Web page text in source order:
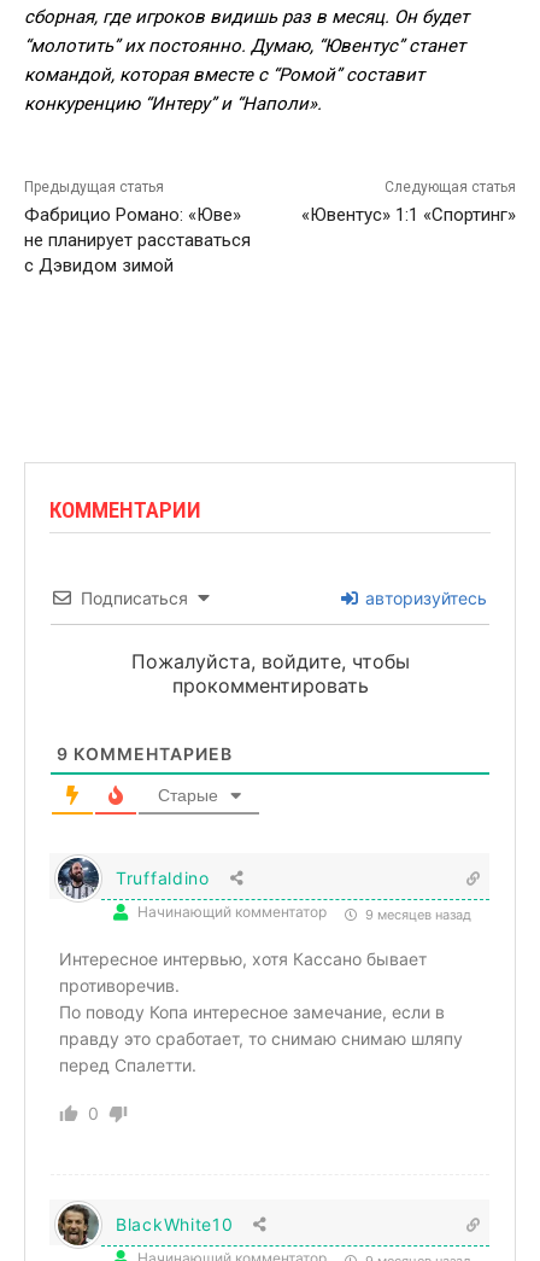
сборная, где игроков видишь раз в месяц. Он будет
“молотить” их постоянно. Думаю, “Ювентус” станет
командой, которая вместе с “Ромой” составит
конкуренцию “Интеру” и “Наполи».
Предыдущая статья
Фабрицио Романо: «Юве»
не планирует расставаться
с Дэвидом зимой
Следующая статья
«Ювентус» 1:1 «Спортинг»
КОММЕНТАРИИ
Подписаться авторизуйтесь
Пожалуйста, войдите, чтобы
прокомментировать
9 КОММЕНТАРИЕВ
Старые
Truffaldino
Начинающий комментатор 9 месяцев назад
Интересное интервью, хотя Кассано бывает
противоречив.
По поводу Копа интересное замечание, если в
правду это сработает, то снимаю снимаю шляпу
перед Спалетти.
0
BlackWhite10